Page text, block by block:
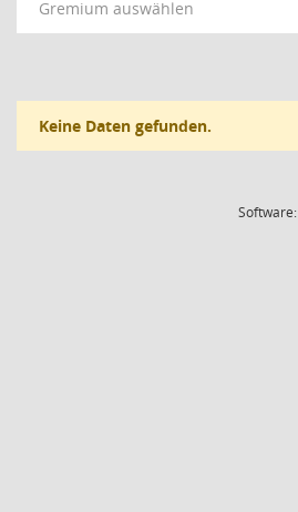
Gremium auswählen
Keine Daten gefunden.
Software: